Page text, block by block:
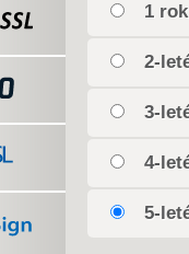
1 rok
2-
3-
4-
5-